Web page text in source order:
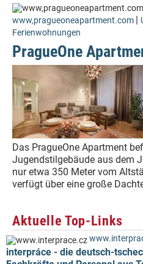
www,pragueoneapartment.com |
Ferienwohnungen
PragueOne
Das PragueOne Apartment
Jugendstilgebäude aus dem
nur etwa 350 Meter vom
verfügt über eine große
Aktuelle Top-Links
interpráce - die deutsch-